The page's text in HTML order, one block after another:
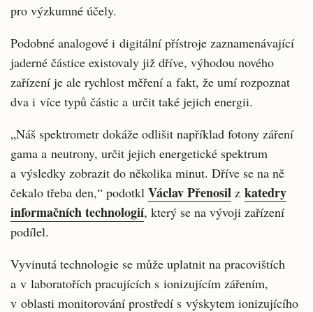
pro výzkumné účely.
Podobné analogové i digitální přístroje zaznamenávající
jaderné částice existovaly již dříve, výhodou nového
zařízení je ale rychlost měření a fakt, že umí rozpoznat
dva i více typů částic a určit také jejich energii.
„Náš spektrometr dokáže odlišit například fotony záření
gama a neutrony, určit jejich energetické spektrum
a výsledky zobrazit do několika minut. Dříve se na ně
čekalo třeba den,“ podotkl Václav Přenosil z katedry
informačních technologií, který se na vývoji zařízení
podílel.
Vyvinutá technologie se může uplatnit na pracovištích
a v laboratořích pracujících s ionizujícím zářením,
v oblasti monitorování prostředí s výskytem ionizujícího